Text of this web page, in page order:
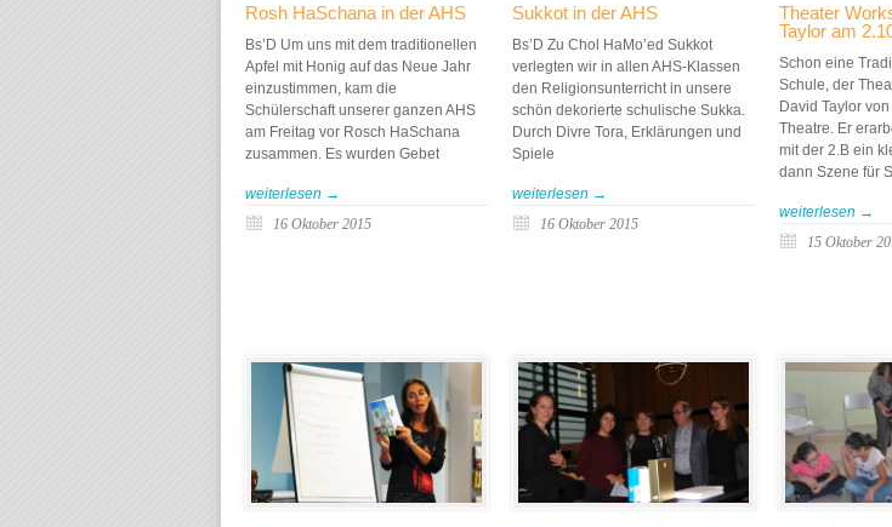
Rosh HaSchana in der AHS
Bs’D Um uns mit dem traditionellen
Apfel mit Honig auf das Neue Jahr
einzustimmen, kam die
Schülerschaft unserer ganzen AHS
am Freitag vor Rosch HaSchana
zusammen. Es wurden Gebet
weiterlesen →
16 Oktober 2015
Sukkot in der AHS
Bs’D Zu Chol HaMo’ed Sukkot
verlegten wir in allen AHS-Klassen
den Religionsunterricht in unsere
schön dekorierte schulische Sukka.
Durch Divre Tora, Erklärungen und
Spiele
weiterlesen →
16 Oktober 2015
Theater
Taylor am
Schon eine
Schule, der
David Taylor
Theatre. Er
mit der 2.B ein
dann Szene für
weiterlesen →
15 Oktober